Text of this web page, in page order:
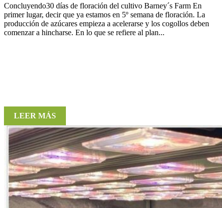
Concluyendo30 días de floración del cultivo Barney´s Farm En
primer lugar, decir que ya estamos en 5º semana de floración. La
producción de azúcares empieza a acelerarse y los cogollos deben
comenzar a hincharse. En lo que se refiere al plan...
LEER MÁS